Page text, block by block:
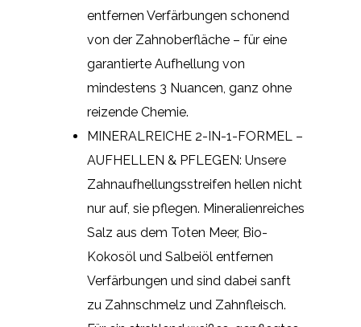
entfernen Verfärbungen schonend
von der Zahnoberfläche – für eine
garantierte Aufhellung von
mindestens 3 Nuancen, ganz ohne
reizende Chemie.
MINERALREICHE 2-IN-1-FORMEL –
AUFHELLEN & PFLEGEN: Unsere
Zahnaufhellungsstreifen hellen nicht
nur auf, sie pflegen. Mineralienreiches
Salz aus dem Toten Meer, Bio-
Kokosöl und Salbeiöl entfernen
Verfärbungen und sind dabei sanft
zu Zahnschmelz und Zahnfleisch.